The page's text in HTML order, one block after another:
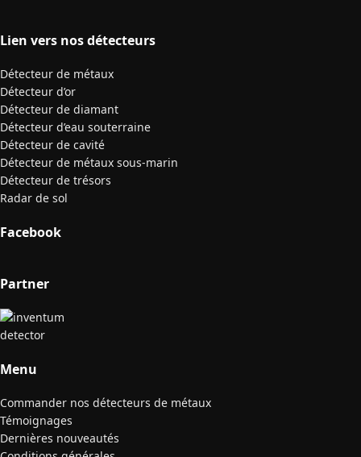
Lien vers nos détecteurs
Détecteur de métaux
Détecteur d’or
Détecteur de diamant
Détecteur d’eau souterraine
Détecteur de cavité
Détecteur de métaux sous-marin
Détecteur de trésors
Radar de sol
Facebook
Partner
Menu
Commander nos détecteurs de métaux
Témoignages
Dernières nouveautés